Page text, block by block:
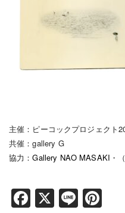
主催：ピーコックプロジェクト
共催：gallery G
協力：Gallery NAO MASAKI ・
Facebook
X Line